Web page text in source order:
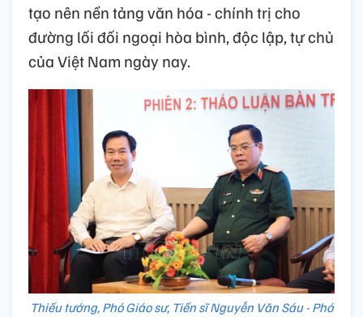
tạo nên nền tảng văn hóa - chính trị cho
đường lối đối ngoại hòa bình, độc lập, tự chủ
của Việt Nam ngày nay.
Thiếu tướng, Phó Giáo sư, Tiến sĩ Nguyễn Văn Sáu - Phó